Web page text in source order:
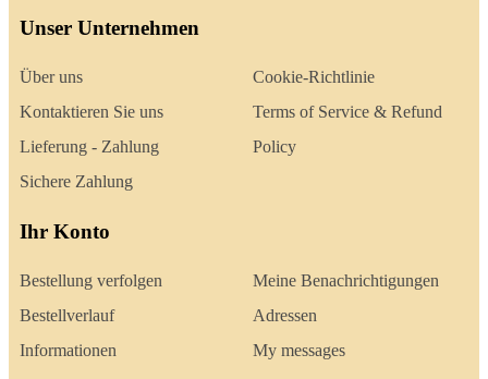
Unser Unternehmen
Über uns
Kontaktieren Sie uns
Lieferung - Zahlung
Sichere Zahlung
Cookie-Richtlinie
Terms of Service & Refund
Policy
Ihr Konto
Bestellung verfolgen
Bestellverlauf
Informationen
Meine Benachrichtigungen
Adressen
My messages